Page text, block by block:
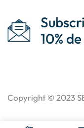
10%
Copyright © 2023